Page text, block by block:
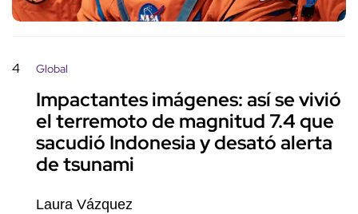
4 Global
Impactantes imágenes: así se vivió
el terremoto de magnitud 7.4 que
sacudió Indonesia y desató alerta
de tsunami
Laura Vázquez